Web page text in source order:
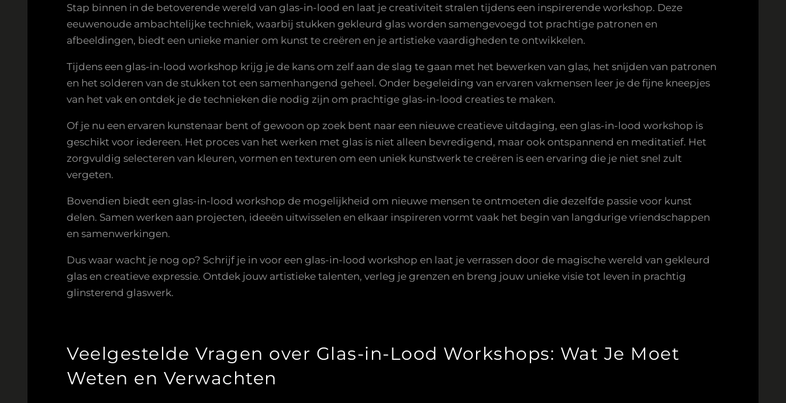
Stap binnen in de betoverende wereld van glas-in-lood en laat je creativiteit stralen tijdens een inspirerende workshop. Deze
eeuwenoude ambachtelijke techniek, waarbij stukken gekleurd glas worden samengevoegd tot prachtige patronen en
afbeeldingen, biedt een unieke manier om kunst te creëren en je artistieke vaardigheden te ontwikkelen.
Tijdens een glas-in-lood workshop krijg je de kans om zelf aan de slag te gaan met het bewerken van glas, het snijden van patronen
en het solderen van de stukken tot een samenhangend geheel. Onder begeleiding van ervaren vakmensen leer je de fijne kneepjes
van het vak en ontdek je de technieken die nodig zijn om prachtige glas-in-lood creaties te maken.
Of je nu een ervaren kunstenaar bent of gewoon op zoek bent naar een nieuwe creatieve uitdaging, een glas-in-lood workshop is
geschikt voor iedereen. Het proces van het werken met glas is niet alleen bevredigend, maar ook ontspannend en meditatief. Het
zorgvuldig selecteren van kleuren, vormen en texturen om een uniek kunstwerk te creëren is een ervaring die je niet snel zult
vergeten.
Bovendien biedt een glas-in-lood workshop de mogelijkheid om nieuwe mensen te ontmoeten die dezelfde passie voor kunst
delen. Samen werken aan projecten, ideeën uitwisselen en elkaar inspireren vormt vaak het begin van langdurige vriendschappen
en samenwerkingen.
Dus waar wacht je nog op? Schrijf je in voor een glas-in-lood workshop en laat je verrassen door de magische wereld van gekleurd
glas en creatieve expressie. Ontdek jouw artistieke talenten, verleg je grenzen en breng jouw unieke visie tot leven in prachtig
glinsterend glaswerk.
Veelgestelde Vragen over Glas-in-Lood Workshops: Wat Je Moet
Weten en Verwachten